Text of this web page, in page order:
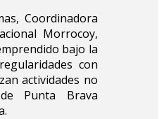
Coordinadora
Morrocoy,
bajo la
con
actividades no
Punta Brava